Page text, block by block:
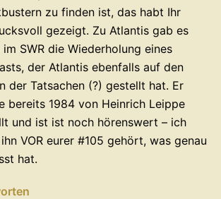
zu finden ist, das habt Ihr
gezeigt. Zu Atlantis gab es
SWR die Wiederholung eines
der Atlantis ebenfalls auf den
der Tatsachen (?) gestellt hat. Er
bereits 1984 von Heinrich Leippe
und ist ist noch hörenswert – ich
VOR eurer #105 gehört, was genau
hat.